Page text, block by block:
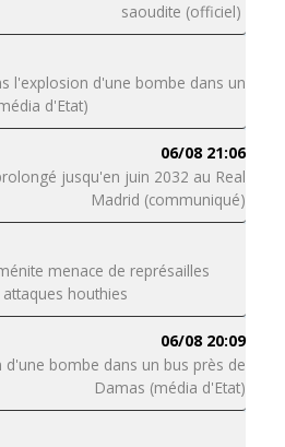
saoudite (officiel)
l'explosion d'une bombe dans un
d'Etat)
06/08 21:06
jusqu'en juin 2032 au Real
Madrid (communiqué)
menace de représailles
houthies
06/08 20:09
d'une bombe dans un bus près de
Damas (média d'Etat)